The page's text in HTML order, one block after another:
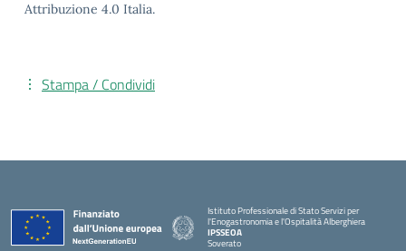
Attribuzione 4.0 Italia.
Stampa / Condividi
Istituto Professionale di Stato Servizi per
l'Enogastronomia e l'Ospitalità Alberghiera
IPSSEOA
Soverato